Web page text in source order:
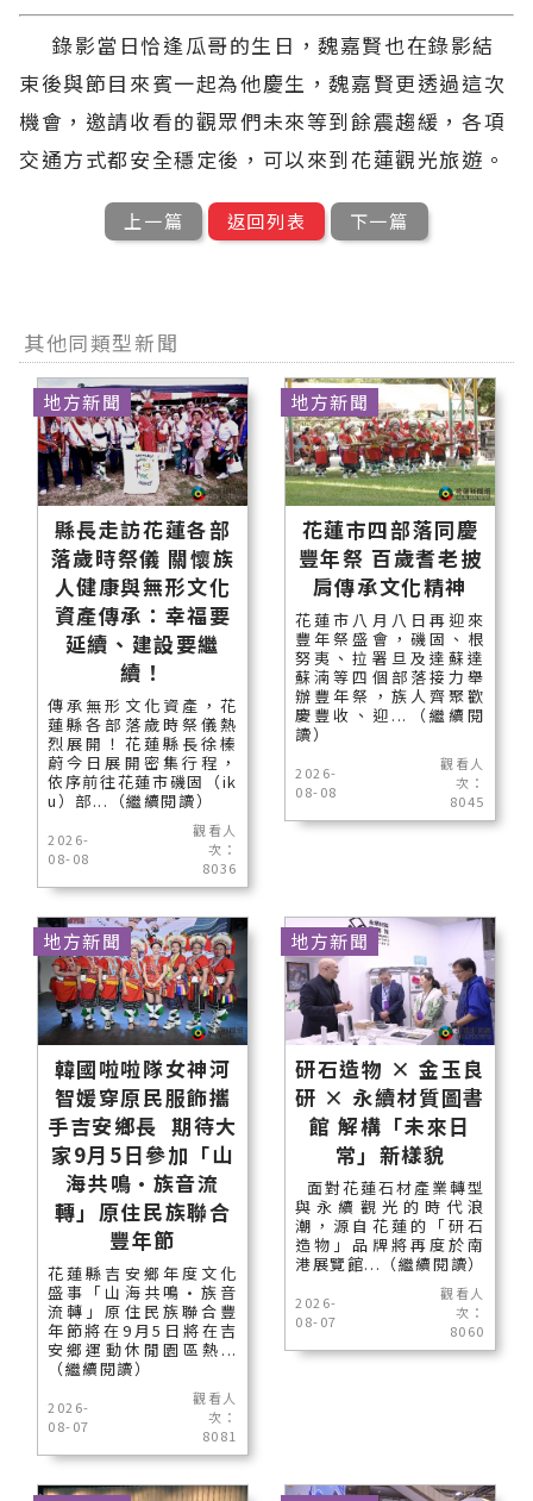
錄影當日恰逢瓜哥的生日，魏嘉賢也在錄影結
束後與節目來賓一起為他慶生，魏嘉賢更透過這次
機會，邀請收看的觀眾們未來等到餘震趨緩，各項
交通方式都安全穩定後，可以來到花蓮觀光旅遊。
上一篇 返回列表 下一篇
其他同類型新聞
縣長走訪花蓮各部
落歲時祭儀 關懷族
人健康與無形文化
資產傳承：幸福要
延續、建設要繼
續！
傳承無形文化資產，花
蓮縣各部落歲時祭儀熱
烈展開！花蓮縣長徐榛
蔚今日展開密集行程，
依序前往花蓮市磯固（ik
u）部...（繼續閱讀）
2026-
08-08
觀看人
次：
8036
地方新聞
花蓮市四部落同慶
豐年祭 百歲耆老披
肩傳承文化精神
花蓮市八月八日再迎來
豐年祭盛會，磯固、根
努夷、拉署旦及達蘇達
蘇湳等四個部落接力舉
辦豐年祭，族人齊聚歡
慶豐收、迎...（繼續閱
讀）
2026-
08-08
觀看人
次：
8045
地方新聞
韓國啦啦隊女神河
智媛穿原民服飾攜
手吉安鄉長 期待大
家9月5日參加「山
海共鳴•族音流
轉」原住民族聯合
豐年節
花蓮縣吉安鄉年度文化
盛事「山海共鳴•族音
流轉」原住民族聯合豐
年節將在9月5日將在吉
安鄉運動休閒園區熱...
（繼續閱讀）
2026-
08-07
觀看人
次：
8081
地方新聞
研石造物 × 金玉良
研 × 永續材質圖書
館 解構「未來日
常」新樣貌
面對花蓮石材產業轉型
與永續觀光的時代浪
潮，源自花蓮的「研石
造物」品牌將再度於南
港展覽館...（繼續閱讀）
2026-
08-07
觀看人
次：
8060
地方新聞